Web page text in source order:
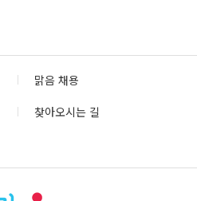
맑음 채용
찾아오시는 길